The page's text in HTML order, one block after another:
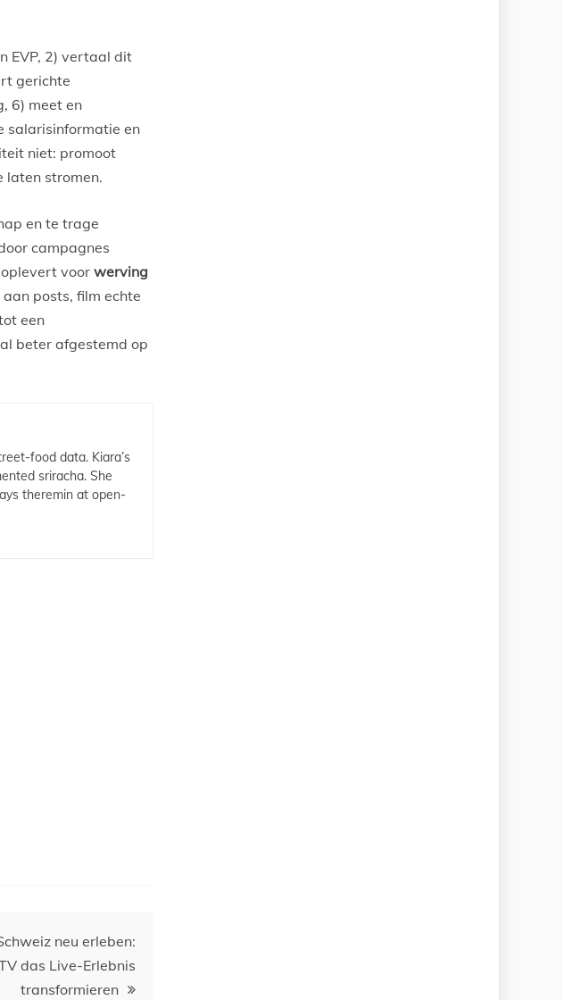
EVP, 2) vertaal dit
gerichte
6) meet en
salarisinformatie en
niet: promoot
laten stromen.
en te trage
campagnes
voor werving
posts, film echte
een
beter afgestemd op
food data. Kiara’s
sriracha. She
theremin at open-
neu erleben:
das Live-Erlebnis
transformieren